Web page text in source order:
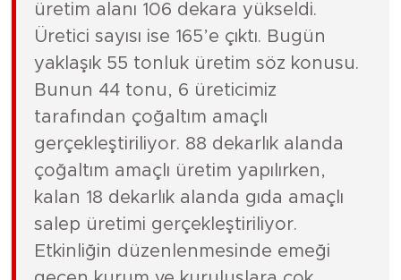
üretim alanı 106 dekara yükseldi.
Üretici sayısı ise 165’e çıktı. Bugün
yaklaşık 55 tonluk üretim söz konusu.
Bunun 44 tonu, 6 üreticimiz
tarafından çoğaltım amaçlı
gerçekleştiriliyor. 88 dekarlık alanda
çoğaltım amaçlı üretim yapılırken,
kalan 18 dekarlık alanda gıda amaçlı
salep üretimi gerçekleştiriliyor.
Etkinliğin düzenlenmesinde emeği